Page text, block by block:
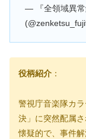
— 『全領域異常
役柄紹介 ：
警視庁音楽隊カ
決」に突然配属
懐疑的で、事件